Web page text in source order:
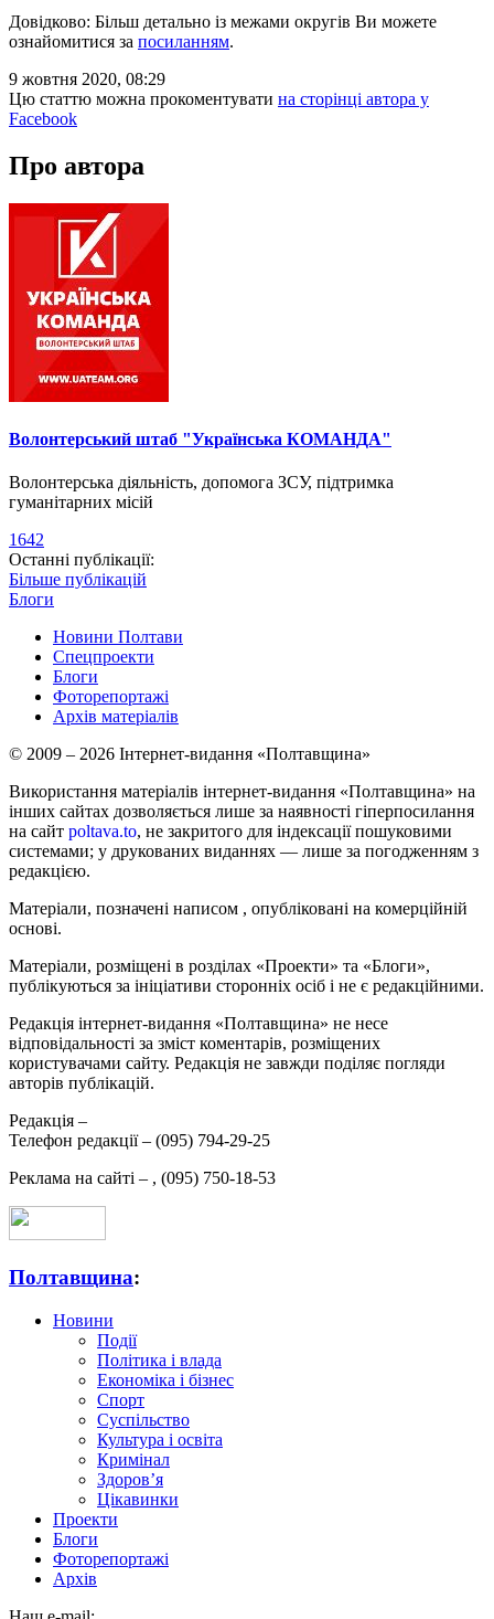
Довідково: Більш детально із межами округів Ви можете
ознайомитися за посиланням.
9 жовтня 2020, 08:29
Цю статтю можна прокоментувати на сторінці автора у
Facebook
Про автора
Волонтерський штаб "Українська КОМАНДА"
Волонтерська діяльність, допомога ЗСУ, підтримка
гуманітарних місій
1642
Останні публікації:
Більше публікацій
Блоги
Новини Полтави
Спецпроекти
Блоги
Фоторепортажі
Архів матеріалів
© 2009 – 2026 Інтернет-видання «Полтавщина»
Використання матеріалів інтернет-видання «Полтавщина» на
інших сайтах дозволяється лише за наявності гіперпосилання
на сайт poltava.to, не закритого для індексації пошуковими
системами; у друкованих виданнях — лише за погодженням з
редакцією.
Матеріали, позначені написом , опубліковані на комерційній
основі.
Матеріали, розміщені в розділах «Проекти» та «Блоги»,
публікуються за ініціативи сторонніх осіб і не є редакційними.
Редакція інтернет-видання «Полтавщина» не несе
відповідальності за зміст коментарів, розміщених
користувачами сайту. Редакція не завжди поділяє погляди
авторів публікацій.
Редакція –
Телефон редакції – (095) 794-29-25
Реклама на сайті – , (095) 750-18-53
Полтавщина:
Новини
Події
Політика і влада
Економіка і бізнес
Спорт
Суспільство
Культура і освіта
Кримінал
Здоров’я
Цікавинки
Проекти
Блоги
Фоторепортажі
Архів